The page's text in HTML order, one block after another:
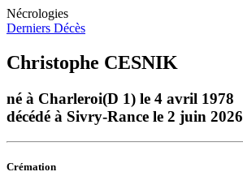
Nécrologies
Derniers Décès
Christophe CESNIK
né à Charleroi(D 1) le 4 avril 1978
décédé à Sivry-Rance le 2 juin 2026
Crémation